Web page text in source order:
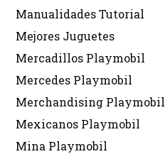
Manualidades Tutorial
Mejores Juguetes
Mercadillos Playmobil
Mercedes Playmobil
Merchandising Playmobil
Mexicanos Playmobil
Mina Playmobil